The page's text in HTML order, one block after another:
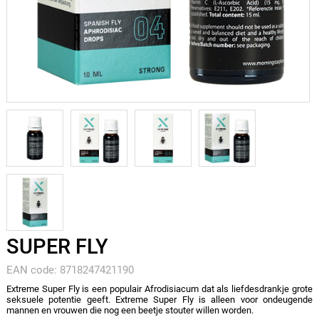
SUPER FLY
EAN code: 8718247421190
Extreme Super Fly is een populair Afrodisiacum dat als liefdesdrankje grote
seksuele potentie geeft. Extreme Super Fly is alleen voor ondeugende
mannen en vrouwen die nog een beetje stouter willen worden.